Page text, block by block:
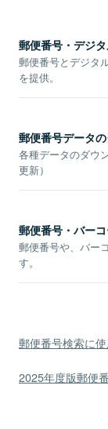
郵便番号・デジ
郵便番号とデジタ
を提供。
郵便番号データ
各種データのダウ
更新）
郵便番号・バー
郵便番号や、バー
す。
郵便番号検索に
2025年度版郵便